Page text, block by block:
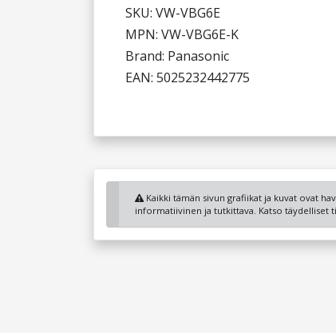
SKU: VW-VBG6E
MPN: VW-VBG6E-K
Brand: Panasonic
EAN: 5025232442775
Kaikki tämän sivun grafiikat ja kuvat ovat
informatiivinen ja tutkittava. Katso täydelliset